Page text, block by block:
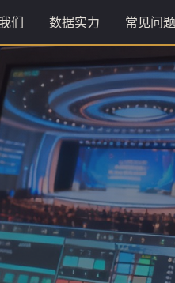
们 数据实力 常见问题